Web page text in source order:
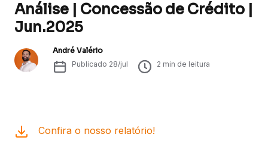
Análise | Concessão de Crédito |
Jun.2025
André Valério
Publicado 28/jul 2 min de leitura
Confira o nosso relatório!